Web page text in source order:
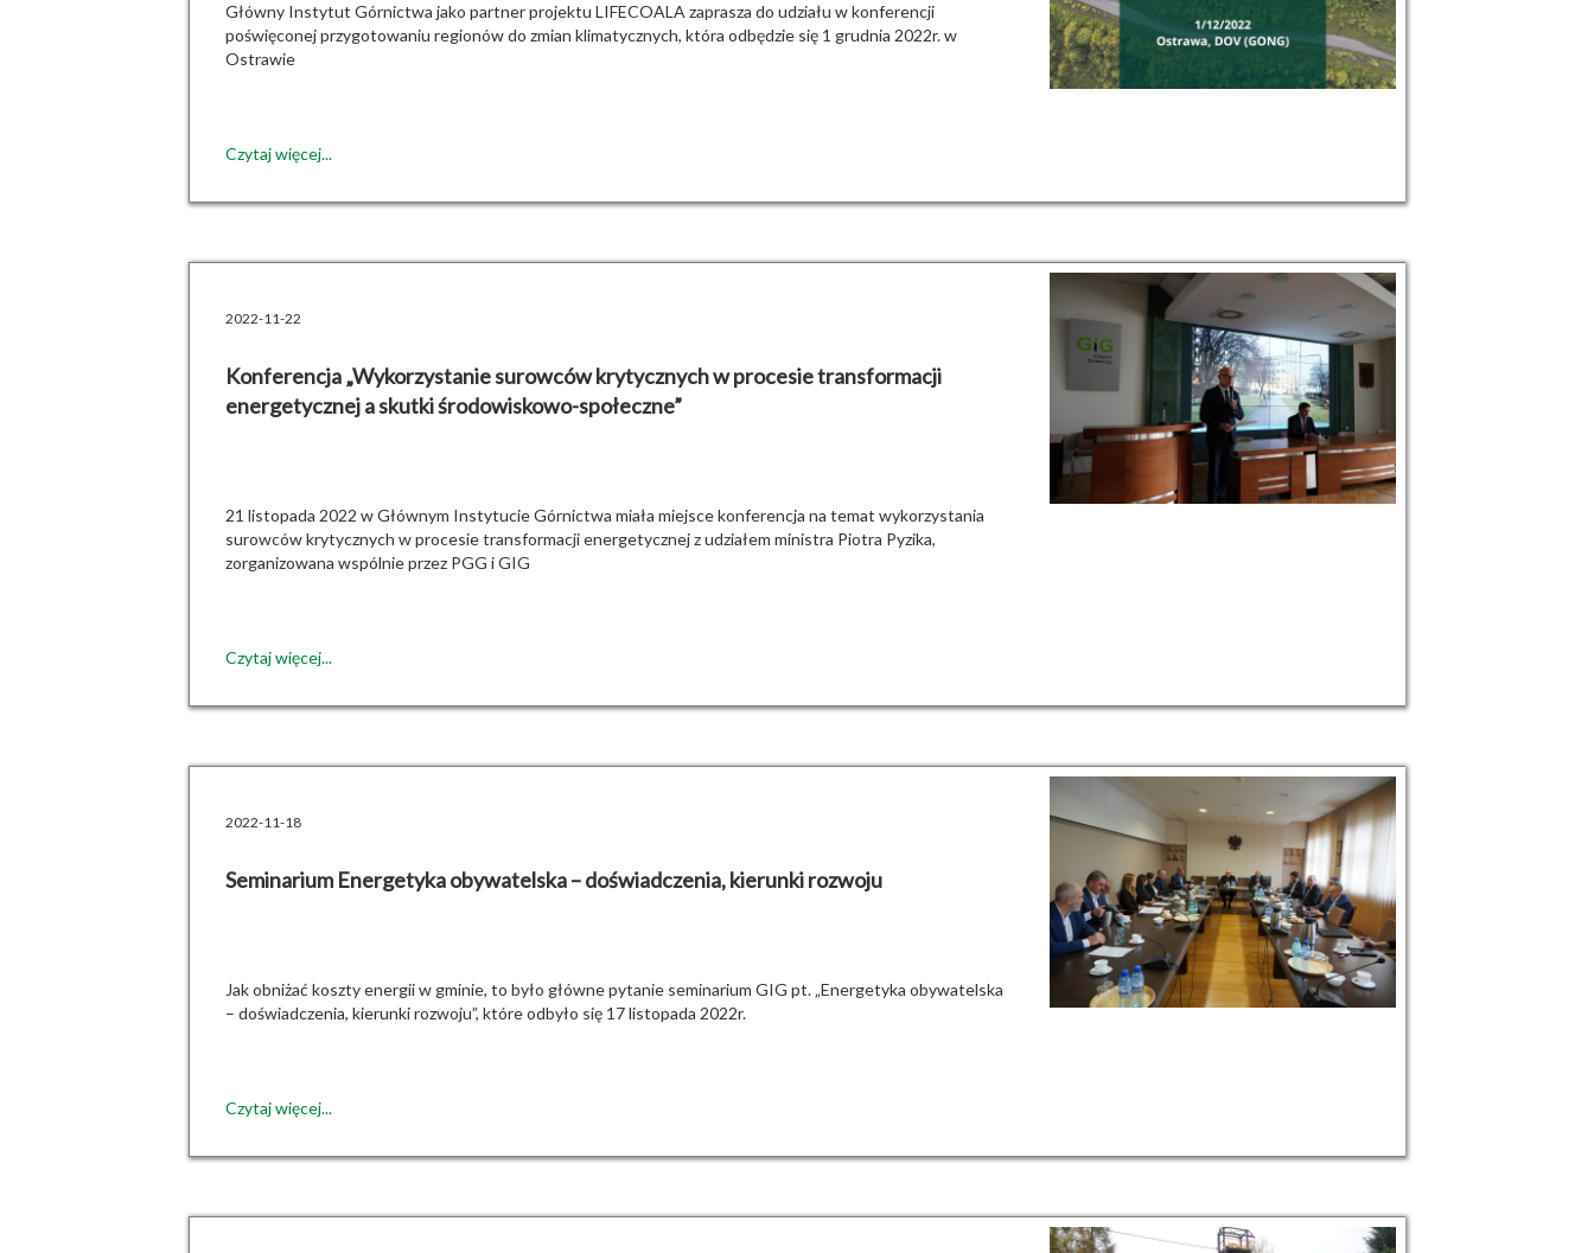
Główny Instytut Górnictwa jako partner projektu LIFECOALA zaprasza do udziału w konferencji
poświęconej przygotowaniu regionów do zmian klimatycznych, która odbędzie się 1 grudnia 2022r. w
Ostrawie
Czytaj więcej...
2022-11-22
Konferencja „Wykorzystanie surowców krytycznych w procesie transformacji
energetycznej a skutki środowiskowo-społeczne”
21 listopada 2022 w Głównym Instytucie Górnictwa miała miejsce konferencja na temat wykorzystania
surowców krytycznych w procesie transformacji energetycznej z udziałem ministra Piotra Pyzika,
zorganizowana wspólnie przez PGG i GIG
Czytaj więcej...
2022-11-18
Seminarium Energetyka obywatelska – doświadczenia, kierunki rozwoju
Jak obniżać koszty energii w gminie, to było główne pytanie seminarium GIG pt. „Energetyka obywatelska
– doświadczenia, kierunki rozwoju”, które odbyło się 17 listopada 2022r.
Czytaj więcej...